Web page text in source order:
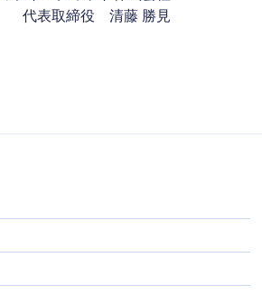
代表取締役 清藤 勝見